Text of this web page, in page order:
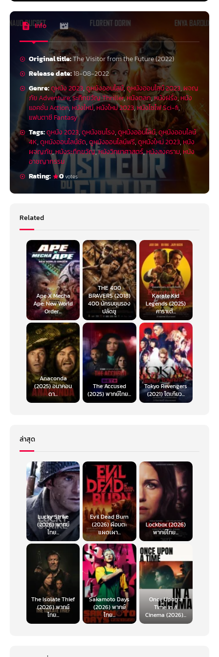
Info
Original title:The Visitor from the Future (2022)
Release date:18-08-2022
Genre:ดูหนัง 2023,ดูหนังออนไลน์,ดูหนังออนไลน์ 2023, ผจญ
ภัย Adventure,ระทึกขวัญ Thriller,หนังตลก,หนังฝรั่ง,หนัง
แอคชั่น Action, หนังใหม่,หนังใหม่ 2023,หนังไซไฟ Sci-fi,
แฟนตาซี Fantasy
Tags:ดูหนัง 2023,ดูหนังชนโรง,ดูหนังออนไลน์,ดูหนังออนไลน์
4K,ดูหนังออนไลน์ชัด,ดูหนังออนไลน์ฟรี,ดูหนังใหม่ 2023, หนัง
ผจญภัย,หนังระทึกขวัญ,หนังวิทยาศาสตร์,หนังสงคราม, หนัง
อาชญากรรม
Rating:
0votes
Related
Ape X Mecha
Ape: New World
Order...
THE 400
BRAVERS (2018)
400 นักรบขุนรอง
ปลัดชู
Karate Kid
Legends (2025)
คาราเต้...
Anaconda
(2025) อนาคอน
ดา...
The Accused
(2025) พากย์ไทย...
Tokyo Revengers
(2021) โตเกียว...
ล่าสุด
Lucky Strike
(2026) พากย์
ไทย...
Evil Dead Burn
(2026) ผีอมตะ
แผดเผา...
Lockbox (2026)
พากย์ไทย...
The Isolate Thief
(2026) พากย์
ไทย...
Sakamoto Days
(2026) พากย์
ไทย...
Once Upon a
Time in a
Cinema (2026)...